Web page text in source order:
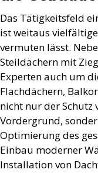
Das Tätigkeitsfeld
ist weitaus
vermuten lässt.
Steildächern mit
Experten auch um
Flachdächern,
nicht nur der
Vordergrund,
Optimierung des
Einbau moderner
Installation von